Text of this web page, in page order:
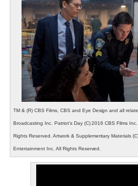
TM & (R) CBS Films, CBS and Eye Design and all
Broadcasting Inc. Patriot’s Day (C) 2016 CBS Films
Rights Reserved. Artwork & Supplementary Materials
Entertainment Inc. All Rights Reserved.